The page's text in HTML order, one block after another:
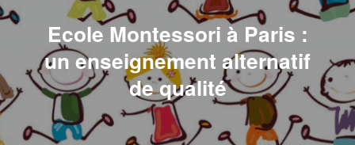
Ecole Montessori à Paris :
un enseignement alternatif
de qualité